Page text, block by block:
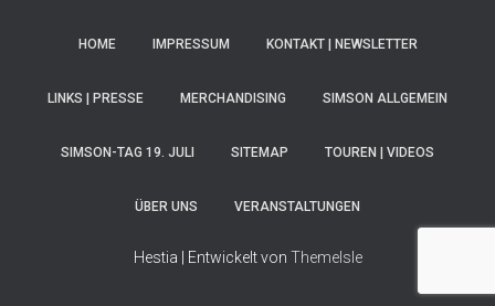
HOME IMPRESSUM KONTAKT | NEWSLETTER
LINKS | PRESSE MERCHANDISING SIMSON ALLGEMEIN
SIMSON-TAG 19. JULI SITEMAP TOUREN | VIDEOS
ÜBER UNS VERANSTALTUNGEN
Hestia | Entwickelt von ThemeIsle